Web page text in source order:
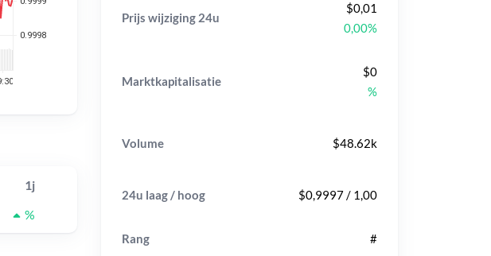
1j
%
Prijs wijziging 24u
$0,01
0,00%
Marktkapitalisatie
$0
%
Volume $48.62k
24u laag / hoog $0,9997 / 1,00
Rang #